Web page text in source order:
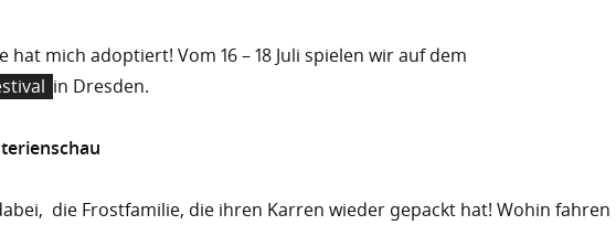
hat mich adoptiert! Vom 16 – 18 Juli spielen wir auf dem
in Dresden.
die Frostfamilie, die ihren Karren wieder gepackt hat! Wohin fahren